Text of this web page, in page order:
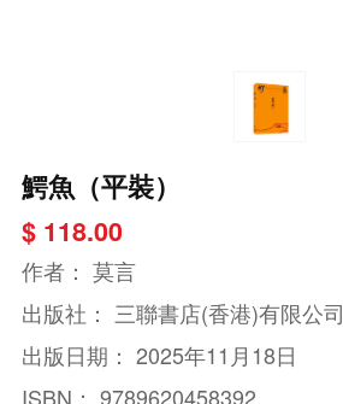
鰐魚（平裝）
$ 118.00
作者： 莫言
出版社： 三聯書店(香港)有限公司
出版日期： 2025年11月18日
ISBN： 9789620458392